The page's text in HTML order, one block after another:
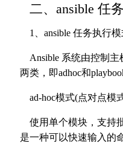
二、ansible 任
1、ansible 任务执行
Ansible 系统由控制
两类，即adhoc和
ad-hoc模式(点对点模
使用单个模块，支持
是一种可以快速输入的